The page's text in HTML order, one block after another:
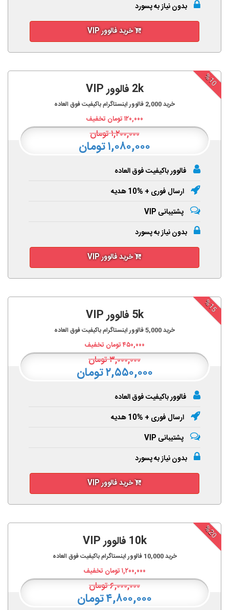
بدون نیاز به پسورد
خرید فالوور VIP
%10
2k فالوور VIP
خرید2,000 فالوور اینستاگرام باکیفیت فوق العاده
۱۲۰,۰۰۰تومان تخفیف
۱,۲۰۰,۰۰۰تومان
۱,۰۸۰,۰۰۰ تومان
فالوور باکیفیت فوق العاده
ارسال فوری + %10 هدیه
پشتیبانی VIP
بدون نیاز به پسورد
خرید فالوور VIP
%15
5k فالوور VIP
خرید5,000فالوور اینستاگرام باکیفیت فوق العاده
۴۵۰,۰۰۰تومان تخفیف
۳,۰۰۰,۰۰۰تومان
۲,۵۵۰,۰۰۰ تومان
فالوور باکیفیت فوق العاده
ارسال فوری + %10 هدیه
پشتیبانی VIP
بدون نیاز به پسورد
خرید فالوور VIP
%20
10k فالوور VIP
خرید10,000 فالوور اینستاگرام باکیفیت فوق العاده
۱,۲۰۰,۰۰۰تومان تخفیف
۶,۰۰۰,۰۰۰تومان
۴,۸۰۰,۰۰۰ تومان